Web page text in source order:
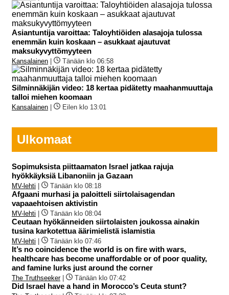
Asiantuntija varoittaa: Taloyhtiöiden alasajoja tulossa
enemmän kuin koskaan – asukkaat ajautuvat
maksukyvyttömyyteen
Kansalainen Tänään klo 06:58
Silminnäkijän video: 18 kertaa pidätetty maahanmuuttaja
talloi miehen koomaan
Kansalainen Eilen klo 13:01
Ulkomaat
Sopimuksista piittaamaton Israel jatkaa rajuja
hyökkäyksiä Libanoniin ja Gazaan
MV-lehti Tänään klo 08:18
Afgaani murhasi ja paloitteli siirtolaisagendan
vapaaehtoisen aktivistin
MV-lehti Tänään klo 08:04
Ceutaan hyökänneiden siirtolaisten joukossa ainakin
tusina karkotettua äärimielistä islamistia
MV-lehti Tänään klo 07:46
It’s no coincidence the world is on fire with wars,
healthcare has become unaffordable or of poor quality,
and famine lurks just around the corner
The Truthseeker| Tänään klo 07:42
Did Israel have a hand in Morocco’s Ceuta stunt?